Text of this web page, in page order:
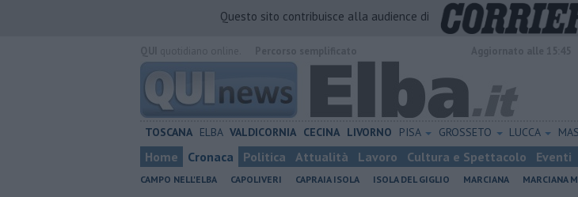
Questo sito contribuisce alla audience di
TOSCANA ELBA VALDICORNIA CECINA LIVORNO PISA GROSSETO LUCCA
Home Cronaca Politica Attualità Lavoro Cultura e Spettacolo Eventi
CAMPO NELL'ELBA CAPOLIVERI CAPRAIA ISOLA ISOLA DEL GIGLIO MARCIANA MARCIANA